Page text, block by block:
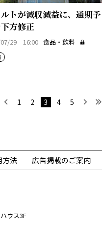
トが減収減益に、通期予
方修正
07/29 16:00 食品・飲料
最初へ 前へ
1 2 3 4 5 次へ
方法 広告掲載のご案内
ウス3F